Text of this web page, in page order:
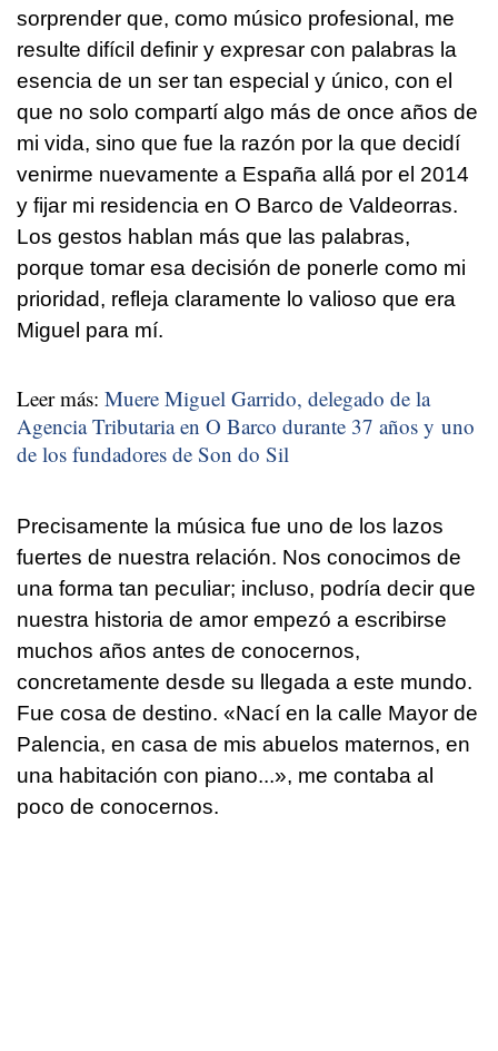
sorprender que, como músico profesional, me
resulte difícil definir y expresar con palabras la
esencia de un ser tan especial y único, con el
que no solo compartí algo más de once años de
mi vida, sino que fue la razón por la que decidí
venirme nuevamente a España allá por el 2014
y fijar mi residencia en O Barco de Valdeorras.
Los gestos hablan más que las palabras,
porque tomar esa decisión de ponerle como mi
prioridad, refleja claramente lo valioso que era
Miguel para mí.
Leer más: Muere Miguel Garrido, delegado de la
Agencia Tributaria en O Barco durante 37 años y uno
de los fundadores de Son do Sil
Precisamente la música fue uno de los lazos
fuertes de nuestra relación. Nos conocimos de
una forma tan peculiar; incluso, podría decir que
nuestra historia de amor empezó a escribirse
muchos años antes de conocernos,
concretamente desde su llegada a este mundo.
Fue cosa de destino. «Nací en la calle Mayor de
Palencia, en casa de mis abuelos maternos, en
una habitación con piano...», me contaba al
poco de conocernos.